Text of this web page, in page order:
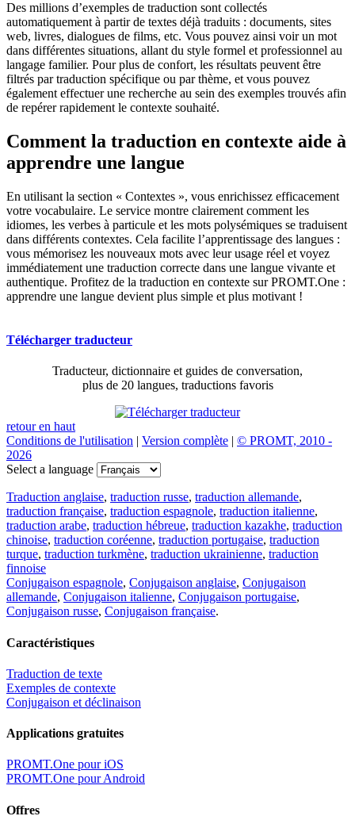
Des millions d’exemples de traduction sont collectés
automatiquement à partir de textes déjà traduits : documents, sites
web, livres, dialogues de films, etc. Vous pouvez ainsi voir un mot
dans différentes situations, allant du style formel et professionnel au
langage familier. Pour plus de confort, les résultats peuvent être
filtrés par traduction spécifique ou par thème, et vous pouvez
également effectuer une recherche au sein des exemples trouvés afin
de repérer rapidement le contexte souhaité.
Comment la traduction en contexte aide à
apprendre une langue
En utilisant la section « Contextes », vous enrichissez efficacement
votre vocabulaire. Le service montre clairement comment les
idiomes, les verbes à particule et les mots polysémiques se traduisent
dans différents contextes. Cela facilite l’apprentissage des langues :
vous mémorisez les nouveaux mots avec leur usage réel et voyez
immédiatement une traduction correcte dans une langue vivante et
authentique. Profitez de la traduction en contexte sur PROMT.One :
apprendre une langue devient plus simple et plus motivant !
Télécharger traducteur
Traducteur, dictionnaire et guides de conversation,
plus de 20 langues, traductions favoris
retour en haut
Conditions de l'utilisation | Version complète | © PROMT, 2010 -
2026
Select a language
Traduction anglaise, traduction russe, traduction allemande,
traduction française, traduction espagnole, traduction italienne,
traduction arabe, traduction hébreue, traduction kazakhe, traduction
chinoise, traduction coréenne, traduction portugaise, traduction
turque, traduction turkmène, traduction ukrainienne, traduction
finnoise
Conjugaison espagnole, Conjugaison anglaise, Conjugaison
allemande, Conjugaison italienne, Conjugaison portugaise,
Conjugaison russe, Conjugaison française.
Caractéristiques
Traduction de texte
Exemples de contexte
Conjugaison et déclinaison
Applications gratuites
PROMT.One pour iOS
PROMT.One pour Android
Offres